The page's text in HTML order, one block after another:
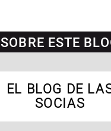
SOBRE ESTE
EL BLOG DE
SOCIAS